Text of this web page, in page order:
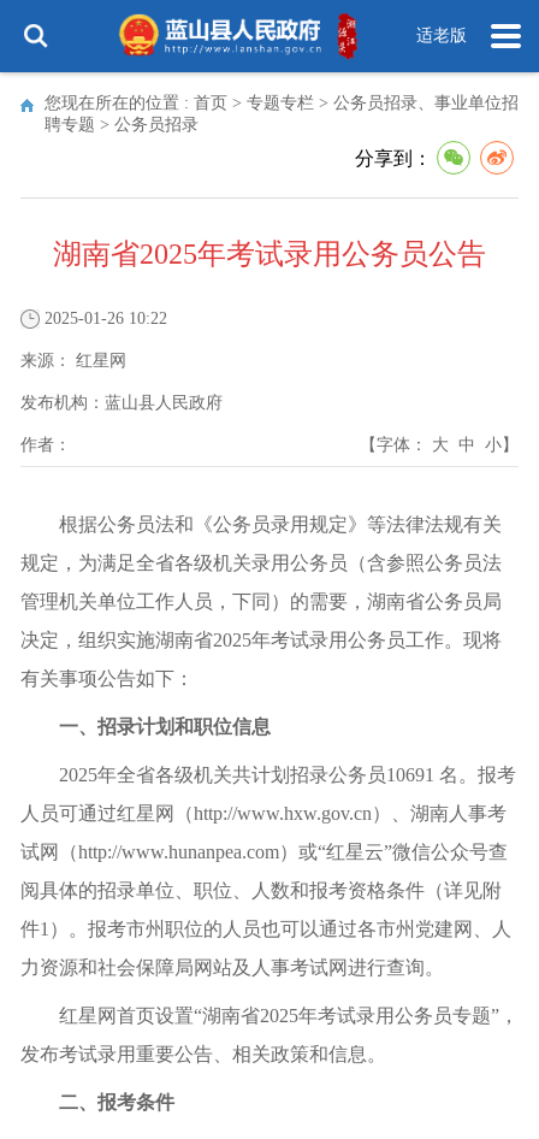
适老版
您现在所在的位置 : 首页 > 专题专栏 > 公务员招录、事业单位招
聘专题 > 公务员招录
分享到：
湖南省2025年考试录用公务员公告
2025-01-26 10:22
来源： 红星网
发布机构： 蓝山县人民政府
作者： 【字体： 大 中 小】
根据公务员法和《公务员录用规定》等法律法规有关
规定，为满足全省各级机关录用公务员（含参照公务员法
管理机关单位工作人员，下同）的需要，湖南省公务员局
决定，组织实施湖南省2025年考试录用公务员工作。现将
有关事项公告如下：
一、招录计划和职位信息
2025年全省各级机关共计划招录公务员10691 名。报考
人员可通过红星网（http://www.hxw.gov.cn）、湖南人事考
试网（http://www.hunanpea.com）或“红星云”微信公众号查
阅具体的招录单位、职位、人数和报考资格条件（详见附
件1）。报考市州职位的人员也可以通过各市州党建网、人
力资源和社会保障局网站及人事考试网进行查询。
红星网首页设置“湖南省2025年考试录用公务员专题”，
发布考试录用重要公告、相关政策和信息。
二、报考条件